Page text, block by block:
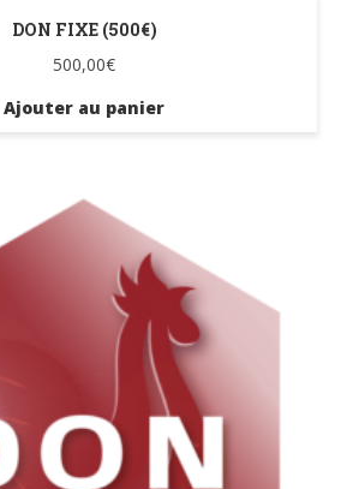
DON FIXE (500€)
500,00€
Ajouter au panier